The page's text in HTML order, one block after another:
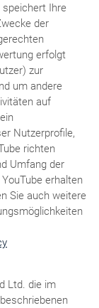
speichert Ihre
der
erfolgt
zur
um andere
auf
Nutzerprofile,
richten
Umfang der
erhalten
Sie auch weitere
Ltd. die im